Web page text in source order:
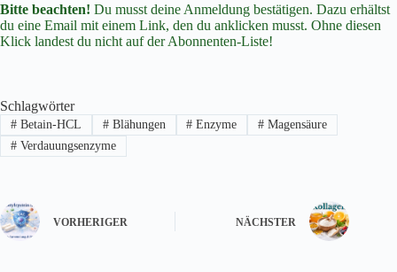
Bitte beachten! Du musst deine Anmeldung bestätigen. Dazu erhältst
du eine Email mit einem Link, den du anklicken musst. Ohne diesen
Klick landest du nicht auf der Abonnenten-Liste!
Schlagwörter
#Betain-HCL #Blähungen # Enzyme # Magensäure
#Verdauungsenzyme
VORHERIGER NÄCHSTER